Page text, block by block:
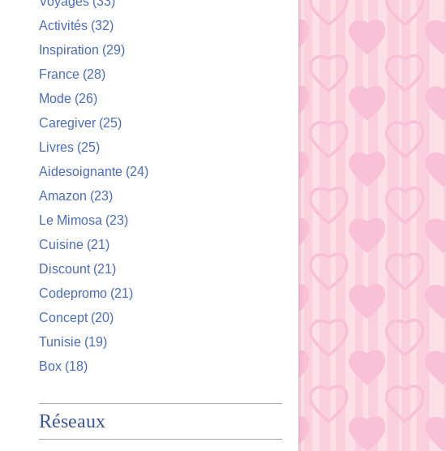
Activités (32)
Inspiration (29)
France (28)
Mode (26)
Caregiver (25)
Livres (25)
Aidesoignante (24)
Amazon (23)
Le Mimosa (23)
Cuisine (21)
Discount(21)
Codepromo (21)
Concept(20)
Tunisie (19)
Box (18)
Réseaux